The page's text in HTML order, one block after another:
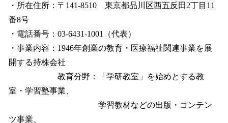
・所在住所：〒141-8510 東京都品川区西五反田2丁目11
番8号
・電話番号：03-6431-1001（代表）
・事業内容：1946年創業の教育・医療福祉関連事業を展
開する持株会社
教育分野：「学研教室」を始めとする教
室・学習塾事業、
学習教材などの出版・コンテン
ツ事業、